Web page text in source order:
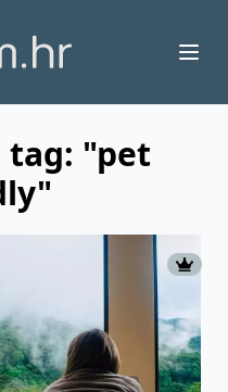
tag: "pet